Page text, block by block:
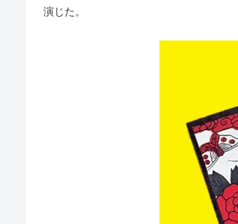
演じた。